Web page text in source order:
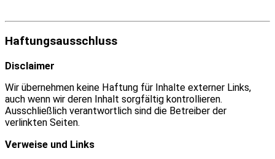
Haftungsausschluss
Disclaimer
Wir übernehmen keine Haftung für Inhalte externer Links,
auch wenn wir deren Inhalt sorgfältig kontrollieren.
Ausschließlich verantwortlich sind die Betreiber der
verlinkten Seiten.
Verweise und Links